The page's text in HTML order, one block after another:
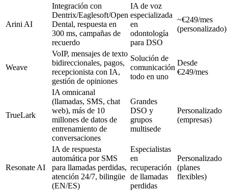
Arini AI
Integración con
Dentrix/Eaglesoft/Open
Dental, respuesta en
300 ms, campañas de
recuerdo
IA de voz
especializada
en
odontología
para DSO
~€249/mes
(personalizado)
Weave
VoIP, mensajes de texto
bidireccionales, pagos,
recepcionista con IA,
gestión de opiniones
Solución de
comunicación
todo en uno
Desde
€249/mes
TrueLark
IA omnicanal
(llamadas, SMS, chat
web), más de 10
millones de datos de
entrenamiento de
conversaciones
Grandes
DSO y
grupos
multisede
Personalizado
(empresas)
Resonate AI
IA de respuesta
automática por SMS
para llamadas perdidas,
atención 24/7, bilingüe
(EN/ES)
Especialistas
en
recuperación
de llamadas
perdidas
Personalizado
(planes
flexibles)